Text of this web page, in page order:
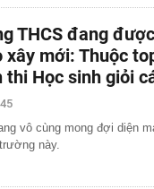
THCS đang
xây mới: Thuộc
thi Học sinh giỏi
vô cùng mong đợi diện
này.